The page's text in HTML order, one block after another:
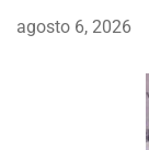
agosto 6, 2026